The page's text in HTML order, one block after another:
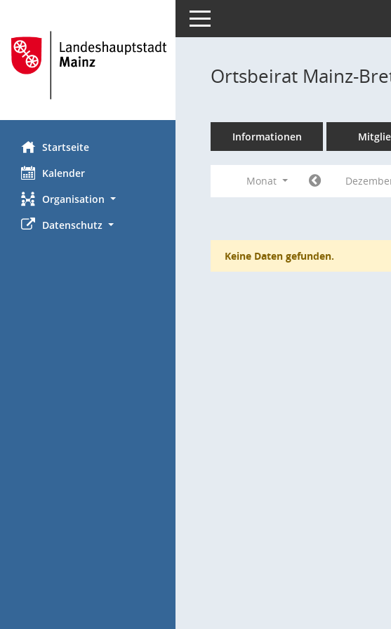
Startseite
Kalender
Organisation
Datenschutz
Toggle navigation
Ortsbeirat Mainz-
Informationen
Monat
Keine Daten gefunden.